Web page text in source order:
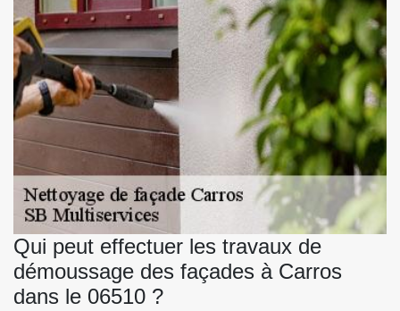
Qui peut effectuer les travaux de
démoussage des façades à Carros
dans le 06510 ?